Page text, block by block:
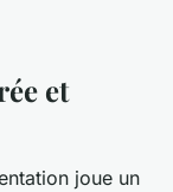
et
joue un